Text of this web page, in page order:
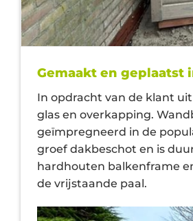
Gemaakt en geplaatst
In opdracht van de klant
glas en overkapping.
geïmpregneerd in de
groef dakbeschot en is
hardhouten balkenframe
de vrijstaande paal.